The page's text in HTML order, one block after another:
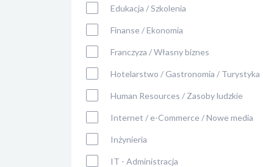
Edukacja / Szkolenia
Finanse / Ekonomia
Franczyza / Własny biznes
Hotelarstwo / Gastronomia / Turystyka
Human Resources / Zasoby ludzkie
Internet / e-Commerce / Nowe media
Inżynieria
IT - Administracja